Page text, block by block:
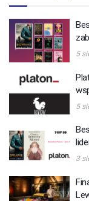
5
5
3